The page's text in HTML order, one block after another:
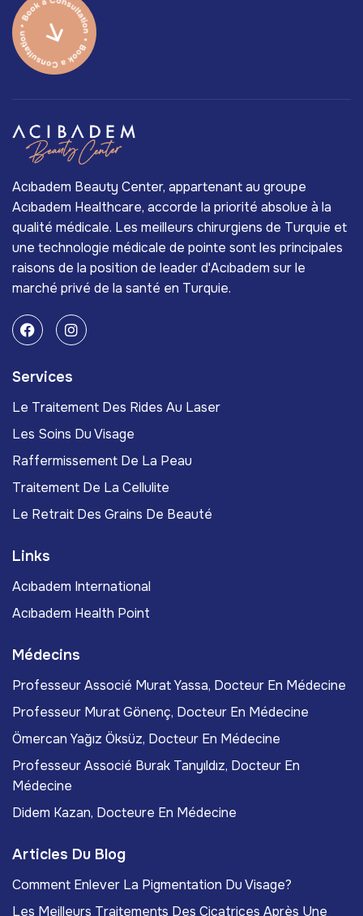
Acıbadem Beauty Center, appartenant au groupe
Acıbadem Healthcare, accorde la priorité absolue à la
qualité médicale. Les meilleurs chirurgiens de Turquie et
une technologie médicale de pointe sont les principales
raisons de la position de leader d'Acıbadem sur le
marché privé de la santé en Turquie.
Services
Le Traitement Des Rides Au Laser
Les Soins Du Visage
Raffermissement De La Peau
Traitement De La Cellulite
Le Retrait Des Grains De Beauté
Links
Acıbadem International
Acıbadem Health Point
Médecins
Professeur Associé Murat Yassa, Docteur En Médecine
Professeur Murat Gönenç, Docteur En Médecine
Ömercan Yağız Öksüz, Docteur En Médecine
Professeur Associé Burak Tanyıldız, Docteur En
Médecine
Didem Kazan, Docteure En Médecine
Articles Du Blog
Comment Enlever La Pigmentation Du Visage?
Les Meilleurs Traitements Des Cicatrices Après Une